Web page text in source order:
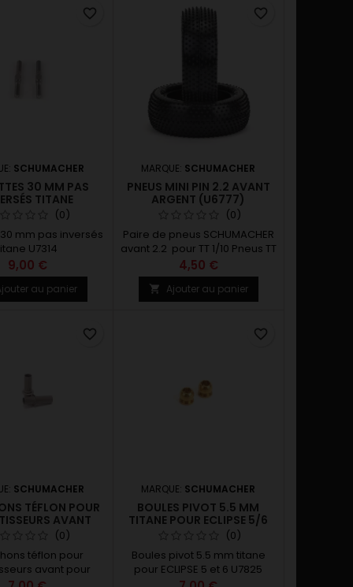
SCHUMACHER
30 MM PAS
TITANE
(0)
mm pas inversés
U7314
9,00 €
au panier
favorite_border
MARQUE: SCHUMACHER
PNEUS MINI PIN 2.2 AVANT
ARGENT (U6777)
(0)
Paire de pneus SCHUMACHER
avant 2.2 pour TT 1/10 Pneus TT
1/10 2.2 avant gomme argent 1
paire U6777
4,50 €
 Ajouter au panier
favorite_border
SCHUMACHER
TÉFLON POUR
AVANT
ECLIPSE 6
(0)
téflon pour
avant pour
6 U8993
favorite_border
MARQUE: SCHUMACHER
BOULES PIVOT 5.5 MM
TITANE POUR ECLIPSE 5/6
(0)
Boules pivot 5.5 mm titane
pour ECLIPSE 5 et 6 U7825
favorite_border